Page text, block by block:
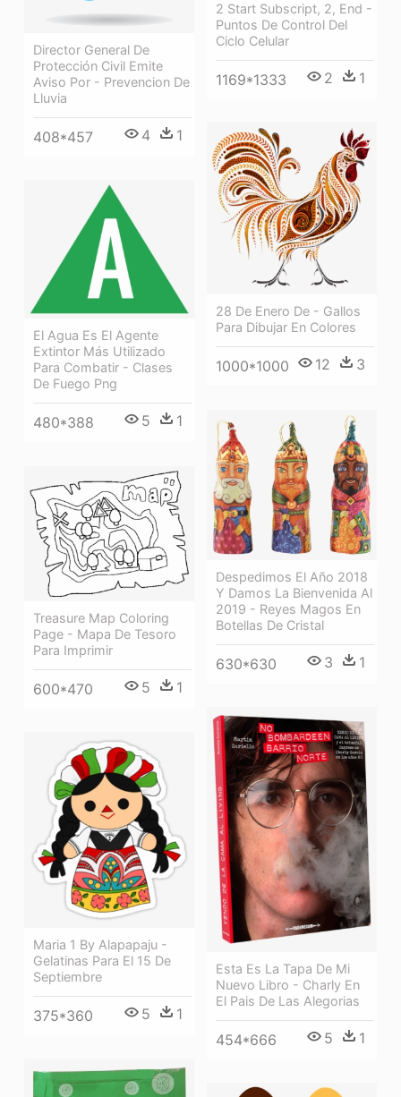
2 Start Subscript, 2, End -
Puntos De Control Del
Ciclo Celular
1169*1333 2 1
Director General De
Protección Civil Emite
Aviso Por - Prevencion De
Lluvia
408*457 4 1
28 De Enero De - Gallos
Para Dibujar En Colores
1000*1000 12 3
El Agua Es El Agente
Extintor Más Utilizado
Para Combatir - Clases
De Fuego Png
480*388 5 1
Despedimos El Año 2018
Y Damos La Bienvenida Al
2019 - Reyes Magos En
Botellas De Cristal
630*630 3 1
Treasure Map Coloring
Page - Mapa De Tesoro
Para Imprimir
600*470 5 1
Esta Es La Tapa De Mi
Nuevo Libro - Charly En
El Pais De Las Alegorias
454*666 5 1
Maria 1 By Alapapaju -
Gelatinas Para El 15 De
Septiembre
375*360 5 1